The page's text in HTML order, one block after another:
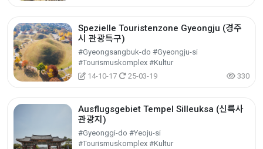
Spezielle Touristenzone Gyeongju (경주
시 관광특구)
#Gyeongsangbuk-do #Gyeongju-si
#Tourismuskomplex #Kultur
14-10-17
25-03-19 330
Ausflugsgebiet Tempel Silleuksa (신륵사
관광지)
#Gyeonggi-do #Yeoju-si
#Tourismuskomplex #Kultur